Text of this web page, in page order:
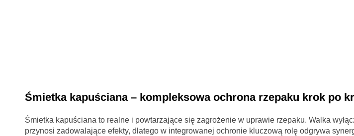
Śmietka kapuściana – kompleksowa ochrona rzepaku krok po
Śmietka kapuściana to realne i powtarzające się zagrożenie w uprawie rzepaku. Walka
przynosi zadowalające efekty, dlatego w integrowanej ochronie kluczową rolę odgrywa